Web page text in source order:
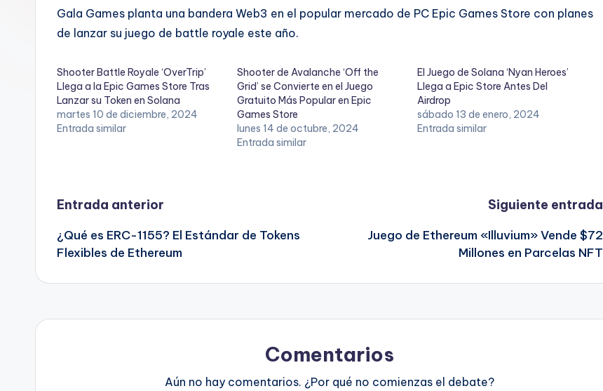
Gala Games planta una bandera Web3 en el popular mercado de PC Epic Games Store con planes
de lanzar su juego de battle royale este año.
Shooter Battle Royale ‘OverTrip’
Llega a la Epic Games Store Tras
Lanzar su Token en Solana
martes 10 de diciembre, 2024
Entrada similar
Shooter de Avalanche ‘Off the
Grid’ se Convierte en el Juego
Gratuito Más Popular en Epic
Games Store
lunes 14 de octubre, 2024
Entrada similar
El Juego de Solana ‘Nyan Heroes’
Llega a Epic Store Antes Del
Airdrop
sábado 13 de enero, 2024
Entrada similar
Navegación
de
entradas
Entrada anterior
¿Qué es ERC-1155? El Estándar de Tokens
Flexibles de Ethereum
Siguiente entrada
Juego de Ethereum «Illuvium» Vende $72
Millones en Parcelas NFT
Comentarios
Aún no hay comentarios. ¿Por qué no comienzas el debate?